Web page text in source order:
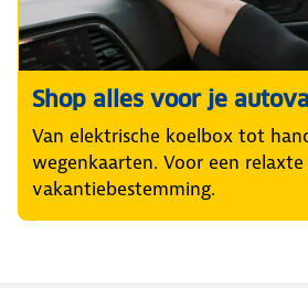
Shop alles voor je
Van elektrische koelbox tot
wegenkaarten. Voor een
vakantiebestemming.